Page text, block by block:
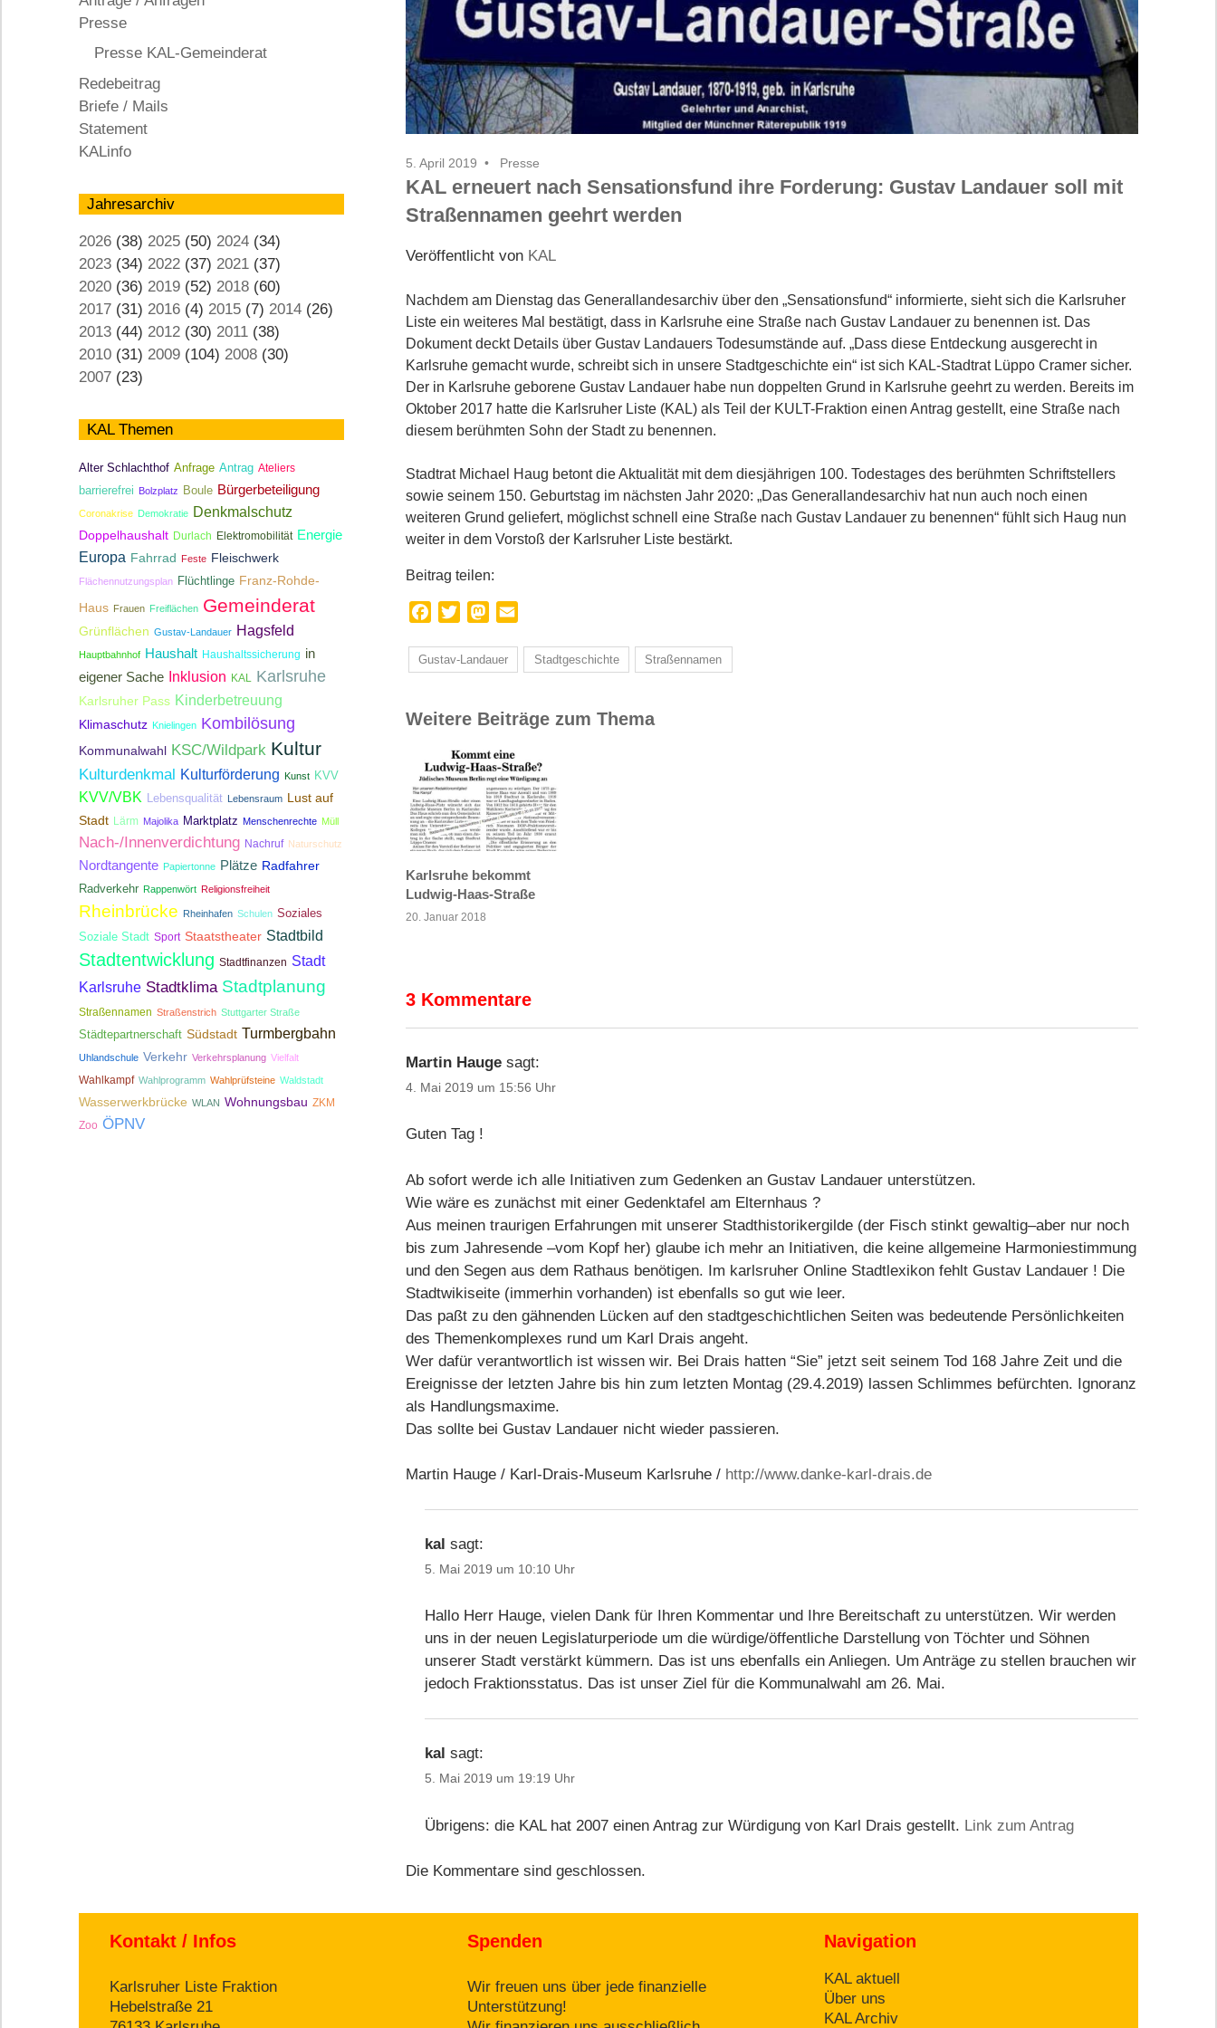
KAL
5. April 2019 Presse
KAL erneuert nach Sensationsfund ihre Forderung: Gustav Landauer soll mit
Straßennamen geehrt werden
Veröffentlicht von KAL
Nachdem am Dienstag das Generallandesarchiv über den „Sensationsfund“ informierte, sieht sich die Karlsruher
Liste ein weiteres Mal bestätigt, dass in Karlsruhe eine Straße nach Gustav Landauer zu benennen ist. Das
Dokument deckt Details über Gustav Landauers Todesumstände auf. „Dass diese Entdeckung ausgerecht in
Karlsruhe gemacht wurde, schreibt sich in unsere Stadtgeschichte ein“ ist sich KAL-Stadtrat Lüppo Cramer sicher.
Der in Karlsruhe geborene Gustav Landauer habe nun doppelten Grund in Karlsruhe geehrt zu werden. Bereits im
Oktober 2017 hatte die Karlsruher Liste (KAL) als Teil der KULT-Fraktion einen Antrag gestellt, eine Straße nach
diesem berühmten Sohn der Stadt zu benennen.
Stadtrat Michael Haug betont die Aktualität mit dem diesjährigen 100. Todestages des berühmten Schriftstellers
sowie seinem 150. Geburtstag im nächsten Jahr 2020: „Das Generallandesarchiv hat nun auch noch einen
weiteren Grund geliefert, möglichst schnell eine Straße nach Gustav Landauer zu benennen“ fühlt sich Haug nun
weiter in dem Vorstoß der Karlsruher Liste bestärkt.
Beitrag teilen:
Facebook
TwitterMastodon
Gustav-Landauer Stadtgeschichte Straßennamen
Weitere Beiträge zum Thema
Karlsruhe bekommt
Ludwig-Haas-Straße
20. Januar 2018
3 Kommentare
Martin Hauge sagt:
4. Mai 2019 um 15:56 Uhr
Guten Tag !
Ab sofort werde ich alle Initiativen zum Gedenken an Gustav Landauer unterstützen.
Wie wäre es zunächst mit einer Gedenktafel am Elternhaus ?
Aus meinen traurigen Erfahrungen mit unserer Stadthistorikergilde (der Fisch stinkt gewaltig–aber nur noch
bis zum Jahresende –vom Kopf her) glaube ich mehr an Initiativen, die keine allgemeine Harmoniestimmung
und den Segen aus dem Rathaus benötigen. Im karlsruher Online Stadtlexikon fehlt Gustav Landauer ! Die
Stadtwikiseite (immerhin vorhanden) ist ebenfalls so gut wie leer.
Das paßt zu den gähnenden Lücken auf den stadtgeschichtlichen Seiten was bedeutende Persönlichkeiten
des Themenkomplexes rund um Karl Drais angeht.
Wer dafür verantwortlich ist wissen wir. Bei Drais hatten “Sie” jetzt seit seinem Tod 168 Jahre Zeit und die
Ereignisse der letzten Jahre bis hin zum letzten Montag (29.4.2019) lassen Schlimmes befürchten. Ignoranz
als Handlungsmaxime.
Das sollte bei Gustav Landauer nicht wieder passieren.
Martin Hauge / Karl-Drais-Museum Karlsruhe / http://www.danke-karl-drais.de
kal sagt:
5. Mai 2019 um 10:10 Uhr
Hallo Herr Hauge, vielen Dank für Ihren Kommentar und Ihre Bereitschaft zu unterstützen. Wir werden
uns in der neuen Legislaturperiode um die würdige/öffentliche Darstellung von Töchter und Söhnen
unserer Stadt verstärkt kümmern. Das ist uns ebenfalls ein Anliegen. Um Anträge zu stellen brauchen wir
jedoch Fraktionsstatus. Das ist unser Ziel für die Kommunalwahl am 26. Mai.
kal sagt:
5. Mai 2019 um 19:19 Uhr
Übrigens: die KAL hat 2007 einen Antrag zur Würdigung von Karl Drais gestellt. Link zum Antrag
Die Kommentare sind geschlossen.
Presse
Presse KAL-Gemeinderat
Redebeitrag
Briefe / Mails
Statement
KALinfo
Jahresarchiv
2026 (38) 2025 (50) 2024 (34)
2023 (34) 2022 (37) 2021 (37)
2020 (36) 2019 (52) 2018 (60)
2017 (31) 2016 (4) 2015 (7) 2014 (26)
2013 (44) 2012 (30) 2011 (38)
2010 (31) 2009 (104) 2008 (30)
2007 (23)
KAL Themen
Alter Schlachthof Anfrage Antrag Ateliers
barrierefrei Bolzplatz Boule Bürgerbeteiligung
Coronakrise Demokratie Denkmalschutz
Doppelhaushalt Durlach Elektromobilität Energie
Europa Fahrrad Feste Fleischwerk
Flächennutzungsplan Flüchtlinge Franz-Rohde-
Haus Frauen Freiflächen Gemeinderat
Grünflächen Gustav-Landauer Hagsfeld
Hauptbahnhof Haushalt Haushaltssicherung in
eigener Sache Inklusion KAL Karlsruhe
Karlsruher Pass Kinderbetreuung
Klimaschutz Knielingen Kombilösung
Kommunalwahl KSC/Wildpark Kultur
Kulturdenkmal Kulturförderung Kunst KVV
KVV/VBK Lebensqualität Lebensraum
Lust auf
Stadt Lärm Majolika Marktplatz Menschenrechte Müll
Nach-/Innenverdichtung Nachruf Naturschutz
Nordtangente Papiertonne Plätze Radfahrer
Radverkehr Rappenwört Religionsfreiheit
Rheinbrücke Rheinhafen Schulen Soziales
Soziale Stadt Sport Staatstheater Stadtbild
Stadtentwicklung Stadtfinanzen Stadt
Karlsruhe Stadtklima Stadtplanung
Straßennamen Straßenstrich Stuttgarter Straße
Städtepartnerschaft Südstadt Turmbergbahn
Uhlandschule Verkehr Verkehrsplanung Vielfalt
Wahlkampf Wahlprogramm Wahlprüfsteine Waldstadt
Wasserwerkbrücke WLAN Wohnungsbau ZKM
Zoo ÖPNV
Kontakt / Infos
Karlsruher Liste Fraktion
Hebelstraße 21
Spenden
Wir freuen uns über jede finanzielle
Unterstützung!
Navigation
KAL aktuell
Über uns
KAL Archiv